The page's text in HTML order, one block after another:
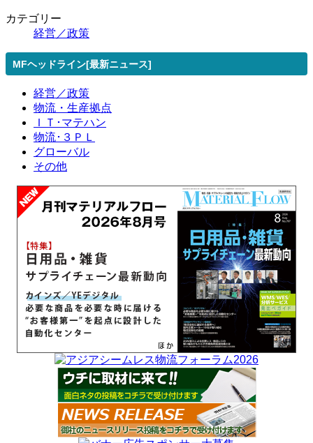
カテゴリー
経営／政策
MFヘッドライン[最新ニュース]
経営／政策
物流・生産拠点
ＩＴ･マテハン
物流･３ＰＬ
グローバル
その他